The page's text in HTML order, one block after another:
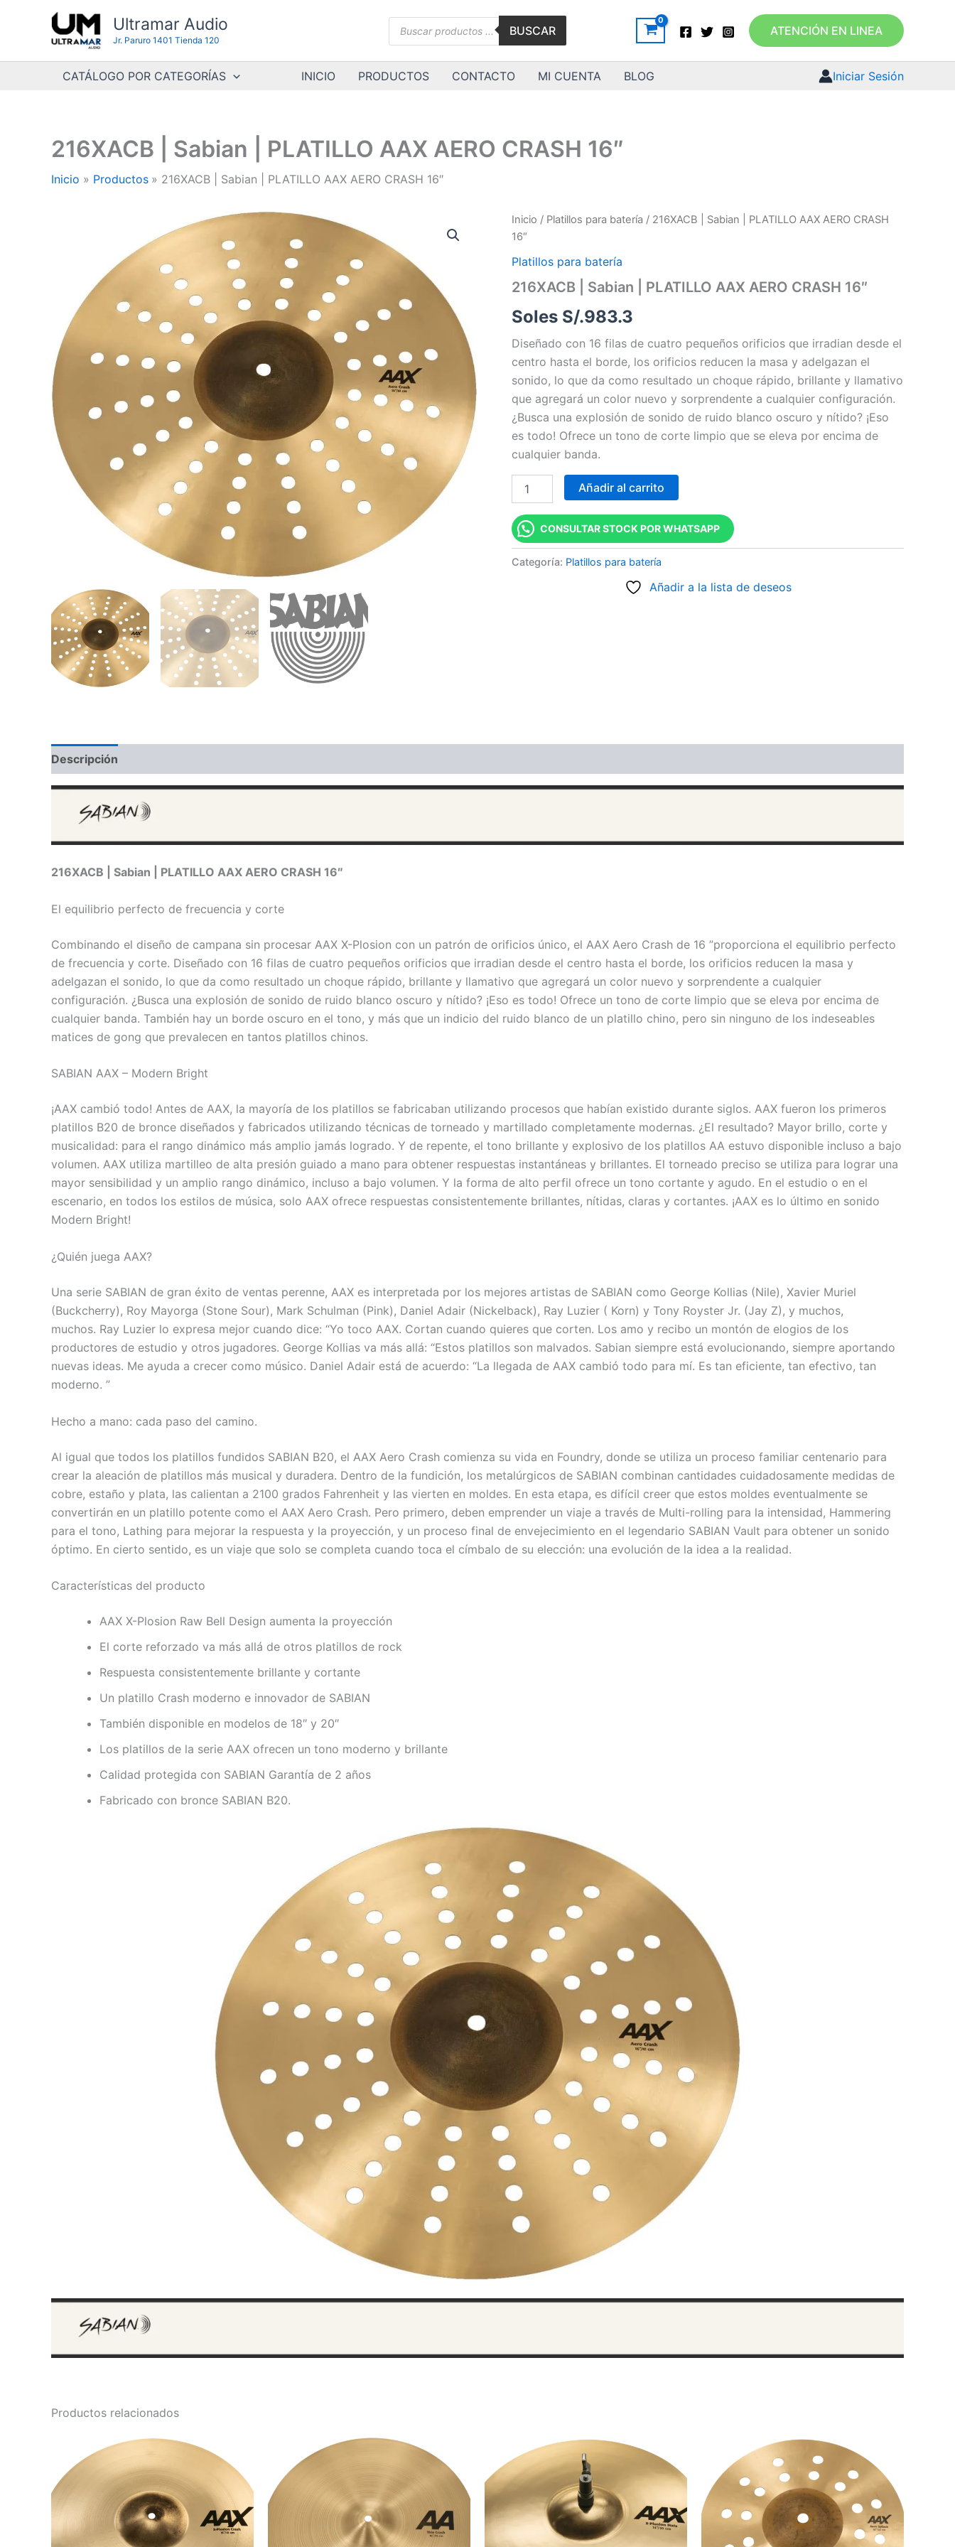
contenido
Ultramar Audio
Jr. Paruro 1401 Tienda 120
Búsqueda
BUSCAR ATENCIÓN EN LINEA
CATÁLOGO POR CATEGORÍAS INICIO PRODUCTOS CONTACTO MI CUENTA BLOG Iniciar Sesión
216XACB | Sabian | PLATILLO AAX AERO CRASH 16″
Inicio Productos 216XACB | Sabian | PLATILLO AAX AERO CRASH 16″
Inicio / Platillos para batería / 216XACB | Sabian | PLATILLO AAX AERO CRASH
16″
Platillos para batería
216XACB | Sabian | PLATILLO AAX AERO CRASH 16″
Soles S/.983.3
Diseñado con 16 filas de cuatro pequeños orificios que irradian desde el
centro hasta el borde, los orificios reducen la masa y adelgazan el
sonido, lo que da como resultado un choque rápido, brillante y llamativo
que agregará un color nuevo y sorprendente a cualquier configuración.
¿Busca una explosión de sonido de ruido blanco oscuro y nítido? ¡Eso
es todo! Ofrece un tono de corte limpio que se eleva por encima de
cualquier banda.
216XACB
|
|
AAX
CRASH
cantidad
Añadir al carrito
CONSULTAR STOCK POR WHATSAPP
Categoría: Platillos para batería
Añadir a la lista de deseos
Descripción
216XACB | Sabian | PLATILLO AAX AERO CRASH 16″
El equilibrio perfecto de frecuencia y corte
Combinando el diseño de campana sin procesar AAX X-Plosion con un patrón de orificios único, el AAX Aero Crash de 16 ”proporciona el equilibrio perfecto
de frecuencia y corte. Diseñado con 16 filas de cuatro pequeños orificios que irradian desde el centro hasta el borde, los orificios reducen la masa y
adelgazan el sonido, lo que da como resultado un choque rápido, brillante y llamativo que agregará un color nuevo y sorprendente a cualquier
configuración. ¿Busca una explosión de sonido de ruido blanco oscuro y nítido? ¡Eso es todo! Ofrece un tono de corte limpio que se eleva por encima de
cualquier banda. También hay un borde oscuro en el tono, y más que un indicio del ruido blanco de un platillo chino, pero sin ninguno de los indeseables
matices de gong que prevalecen en tantos platillos chinos.
SABIAN AAX – Modern Bright
¡AAX cambió todo! Antes de AAX, la mayoría de los platillos se fabricaban utilizando procesos que habían existido durante siglos. AAX fueron los primeros
platillos B20 de bronce diseñados y fabricados utilizando técnicas de torneado y martillado completamente modernas. ¿El resultado? Mayor brillo, corte y
musicalidad: para el rango dinámico más amplio jamás logrado. Y de repente, el tono brillante y explosivo de los platillos AA estuvo disponible incluso a bajo
volumen. AAX utiliza martilleo de alta presión guiado a mano para obtener respuestas instantáneas y brillantes. El torneado preciso se utiliza para lograr una
mayor sensibilidad y un amplio rango dinámico, incluso a bajo volumen. Y la forma de alto perfil ofrece un tono cortante y agudo. En el estudio o en el
escenario, en todos los estilos de música, solo AAX ofrece respuestas consistentemente brillantes, nítidas, claras y cortantes. ¡AAX es lo último en sonido
Modern Bright!
¿Quién juega AAX?
Una serie SABIAN de gran éxito de ventas perenne, AAX es interpretada por los mejores artistas de SABIAN como George Kollias (Nile), Xavier Muriel
(Buckcherry), Roy Mayorga (Stone Sour), Mark Schulman (Pink), Daniel Adair (Nickelback), Ray Luzier ( Korn) y Tony Royster Jr. (Jay Z), y muchos,
muchos. Ray Luzier lo expresa mejor cuando dice: “Yo toco AAX. Cortan cuando quieres que corten. Los amo y recibo un montón de elogios de los
productores de estudio y otros jugadores. George Kollias va más allá: “Estos platillos son malvados. Sabian siempre está evolucionando, siempre aportando
nuevas ideas. Me ayuda a crecer como músico. Daniel Adair está de acuerdo: “La llegada de AAX cambió todo para mí. Es tan eficiente, tan efectivo, tan
moderno. ”
Hecho a mano: cada paso del camino.
Al igual que todos los platillos fundidos SABIAN B20, el AAX Aero Crash comienza su vida en Foundry, donde se utiliza un proceso familiar centenario para
crear la aleación de platillos más musical y duradera. Dentro de la fundición, los metalúrgicos de SABIAN combinan cantidades cuidadosamente medidas de
cobre, estaño y plata, las calientan a 2100 grados Fahrenheit y las vierten en moldes. En esta etapa, es difícil creer que estos moldes eventualmente se
convertirán en un platillo potente como el AAX Aero Crash. Pero primero, deben emprender un viaje a través de Multi-rolling para la intensidad, Hammering
para el tono, Lathing para mejorar la respuesta y la proyección, y un proceso final de envejecimiento en el legendario SABIAN Vault para obtener un sonido
óptimo. En cierto sentido, es un viaje que solo se completa cuando toca el címbalo de su elección: una evolución de la idea a la realidad.
Características del producto
AAX X-Plosion Raw Bell Design aumenta la proyección
El corte reforzado va más allá de otros platillos de rock
Respuesta consistentemente brillante y cortante
Un platillo Crash moderno e innovador de SABIAN
También disponible en modelos de 18″ y 20″
Los platillos de la serie AAX ofrecen un tono moderno y brillante
Calidad protegida con SABIAN Garantía de 2 años
Fabricado con bronce SABIAN B20.
Productos relacionados